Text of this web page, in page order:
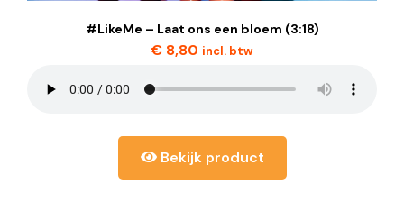
#LikeMe – Laat ons een bloem (3:18)
€ 8,80 incl. btw
Bekijk product